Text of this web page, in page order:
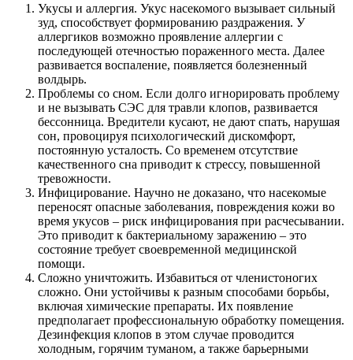
Укусы и аллергия. Укус насекомого вызывает сильный
зуд, способствует формированию раздражения. У
аллергиков возможно проявление аллергии с
последующей отечностью пораженного места. Далее
развивается воспаление, появляется болезненный
волдырь.
Проблемы со сном. Если долго игнорировать проблему
и не вызывать СЭС для травли клопов, развивается
бессонница. Вредители кусают, не дают спать, нарушая
сон, провоцируя психологический дискомфорт,
постоянную усталость. Со временем отсутствие
качественного сна приводит к стрессу, повышенной
тревожности.
Инфицирование. Научно не доказано, что насекомые
переносят опасные заболевания, повреждения кожи во
время укусов – риск инфицирования при расчесывании.
Это приводит к бактериальному заражению – это
состояние требует своевременной медицинской
помощи.
Сложно уничтожить. Избавиться от членистоногих
сложно. Они устойчивы к разным способами борьбы,
включая химические препараты. Их появление
предполагает профессиональную обработку помещения.
Дезинфекция клопов в этом случае проводится
холодным, горячим туманом, а также барьерными